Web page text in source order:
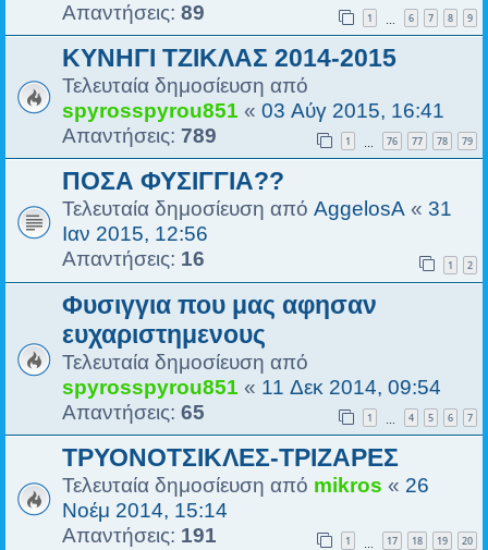
Απαντήσεις: 89 1 6 7 8 9
ΚΥΝΗΓΙ ΤΖΙΚΛΑΣ 2014-2015
Τελευταία δημοσίευση από
spyrosspyrou851 « 03 Αύγ 2015, 16:41
Απαντήσεις: 789 1 … 76 77 78 79
ΠΟΣΑ ΦΥΣΙΓΓΙΑ??
Τελευταία δημοσίευση από AggelosΑ « 31
Ιαν 2015, 12:56
Απαντήσεις: 16 1 2
Φυσιγγια που μας αφησαν
ευχαριστημενους
Τελευταία δημοσίευση από
spyrosspyrou851 « 11 Δεκ 2014, 09:54
Απαντήσεις: 65 1 … 4 5 6 7
ΤΡΥΟΝΟΤΣΙΚΛΕΣ-ΤΡΙΖΑΡΕΣ
Τελευταία δημοσίευση από mikros « 26
Νοέμ 2014, 15:14
Απαντήσεις: 191 1 17 18 19 20